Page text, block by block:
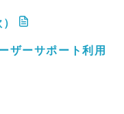
ザーサポート利用